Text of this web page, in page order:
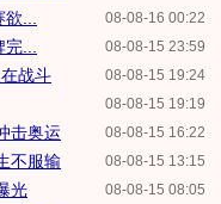
08-08-16 00:22
...
08-08-15 23:59
...
08-08-15 19:24
战斗
08-08-15 19:19
08-08-15 16:22
击奥运
08-08-15 13:15
不服输
08-08-15 08:05
光